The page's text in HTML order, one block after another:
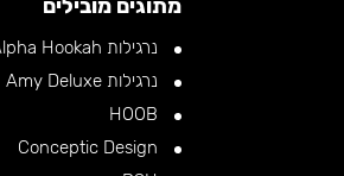
נרגילות Alpha Hookah
נרגילות Amy Deluxe